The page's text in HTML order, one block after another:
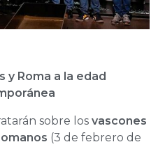
y Roma a la edad
sobre los vascones
(3 de febrero de